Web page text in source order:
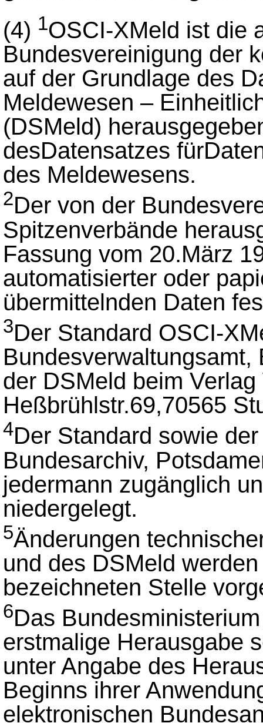
(4) 1OSCI-XMeld ist die
Bundesvereinigung der
auf der Grundlage des
Meldewesen –
(DSMeld)
desDatensatzes
des Meldewesens.
2Der von der
Spitzenverbände
Fassung vom 20.März
automatisierter oder
übermittelnden Daten
3Der Standard OSCI-
Bundesverwaltungsamt,
der DSMeld beim
Heßbrühlstr.69,70565
4Der Standard sowie
Bundesarchiv,
jedermann zugänglich
niedergelegt.
5Änderungen
und des DSMeld
bezeichneten Stelle
6Das
erstmalige Herausgabe
unter Angabe des
Beginns ihrer
elektronischen